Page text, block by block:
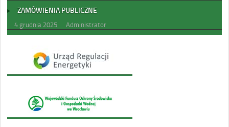
ZAMÓWIENIA PUBLICZNE
4 grudnia 2025 Administrator